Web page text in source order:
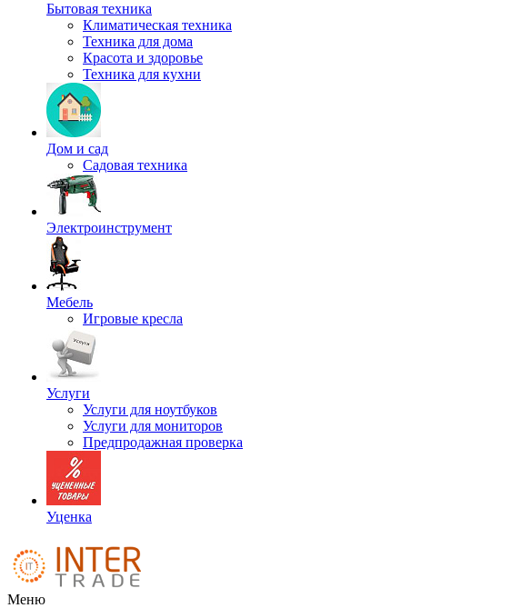
Бытовая техника
Климатическая техника
Техника для дома
Красота и здоровье
Техника для кухни
Дом и сад
Садовая техника
Электроинструмент
Мебель
Игровые кресла
Услуги
Услуги для ноутбуков
Услуги для мониторов
Предпродажная проверка
Уценка
Меню